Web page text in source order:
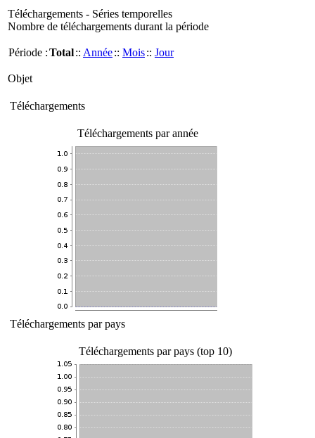
Téléchargements - Séries temporelles
Nombre de téléchargements durant la période
Période :Total:: Année:: Mois:: Jour
Objet
Téléchargements
Téléchargements par année
Téléchargements par pays
Téléchargements par pays (top 10)